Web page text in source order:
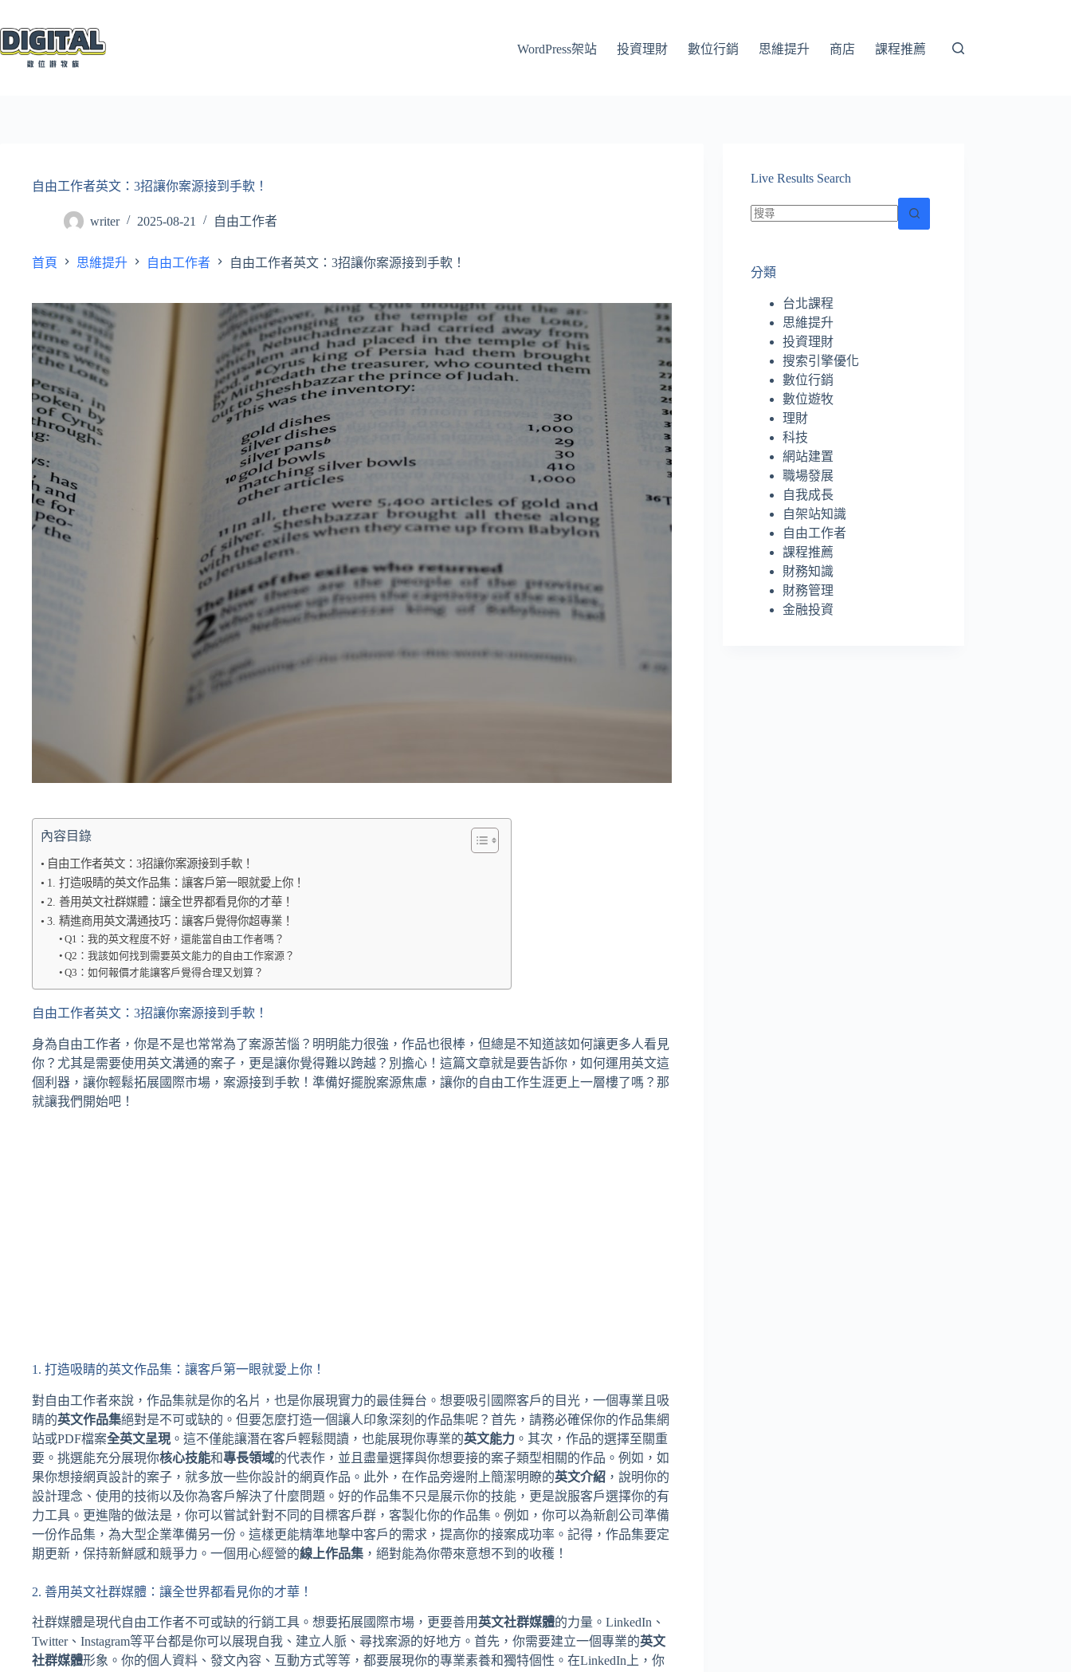
至
主
WordPress架站 投資理財 數位行銷 思維提升 商店 課程推薦
自由工作者英文：3招讓你案源接到手軟！
writer 2025-08-21 自由工作者
首頁 思維提升 自由工作者 自由工作者英文：3招讓你案源接到手軟！
內容目錄
自由工作者英文：3招讓你案源接到手軟！
1. 打造吸睛的英文作品集：讓客戶第一眼就愛上你！
2. 善用英文社群媒體：讓全世界都看見你的才華！
3. 精進商用英文溝通技巧：讓客戶覺得你超專業！
Q1：我的英文程度不好，還能當自由工作者嗎？
Q2：我該如何找到需要英文能力的自由工作案源？
Q3：如何報價才能讓客戶覺得合理又划算？
自由工作者英文：3招讓你案源接到手軟！
身為自由工作者，你是不是也常常為了案源苦惱？明明能力很強，作品也很棒，但總是不知道該如何讓更多人看見
你？尤其是需要使用英文溝通的案子，更是讓你覺得難以跨越？別擔心！這篇文章就是要告訴你，如何運用英文這
個利器，讓你輕鬆拓展國際市場，案源接到手軟！準備好擺脫案源焦慮，讓你的自由工作生涯更上一層樓了嗎？那
就讓我們開始吧！
1. 打造吸睛的英文作品集：讓客戶第一眼就愛上你！
對自由工作者來說，作品集就是你的名片，也是你展現實力的最佳舞台。想要吸引國際客戶的目光，一個專業且吸
睛的英文作品集絕對是不可或缺的。但要怎麼打造一個讓人印象深刻的作品集呢？首先，請務必確保你的作品集網
站或PDF檔案全英文呈現 。這不僅能讓潛在客戶輕鬆閱讀，也能展現你專業的英文能力 。其次，作品的選擇至關重
要。挑選能充分展現你核心技能和專長領域的代表作，並且盡量選擇與你想要接的案子類型相關的作品。例如，如
果你想接網頁設計的案子，就多放一些你設計的網頁作品。此外，在作品旁邊附上簡潔明瞭的英文介紹 ，說明你的
設計理念、使用的技術以及你為客戶解決了什麼問題。好的作品集不只是展示你的技能，更是說服客戶選擇你的有
力工具。更進階的做法是，你可以嘗試針對不同的目標客戶群，客製化你的作品集。例如，你可以為新創公司準備
一份作品集，為大型企業準備另一份。這樣更能精準地擊中客戶的需求，提高你的接案成功率。記得，作品集要定
期更新，保持新鮮感和競爭力。一個用心經營的線上作品集 ，絕對能為你帶來意想不到的收穫！
2. 善用英文社群媒體：讓全世界都看見你的才華！
社群媒體是現代自由工作者不可或缺的行銷工具。想要拓展國際市場，更要善用英文社群媒體的力量。LinkedIn、
Twitter、Instagram等平台都是你可以展現自我、建立人脈、尋找案源的好地方。首先，你需要建立一個專業的英文
社群媒體形象。你的個人資料、發文內容、互動方式等等，都要展現你的專業素養和獨特個性。在LinkedIn上，你
Live Results Search
到
分類
台北課程
思維提升
投資理財
搜索引擎優化
數位行銷
數位遊牧
理財
科技
網站建置
職場發展
自我成長
自架站知識
自由工作者
課程推薦
財務知識
財務管理
金融投資